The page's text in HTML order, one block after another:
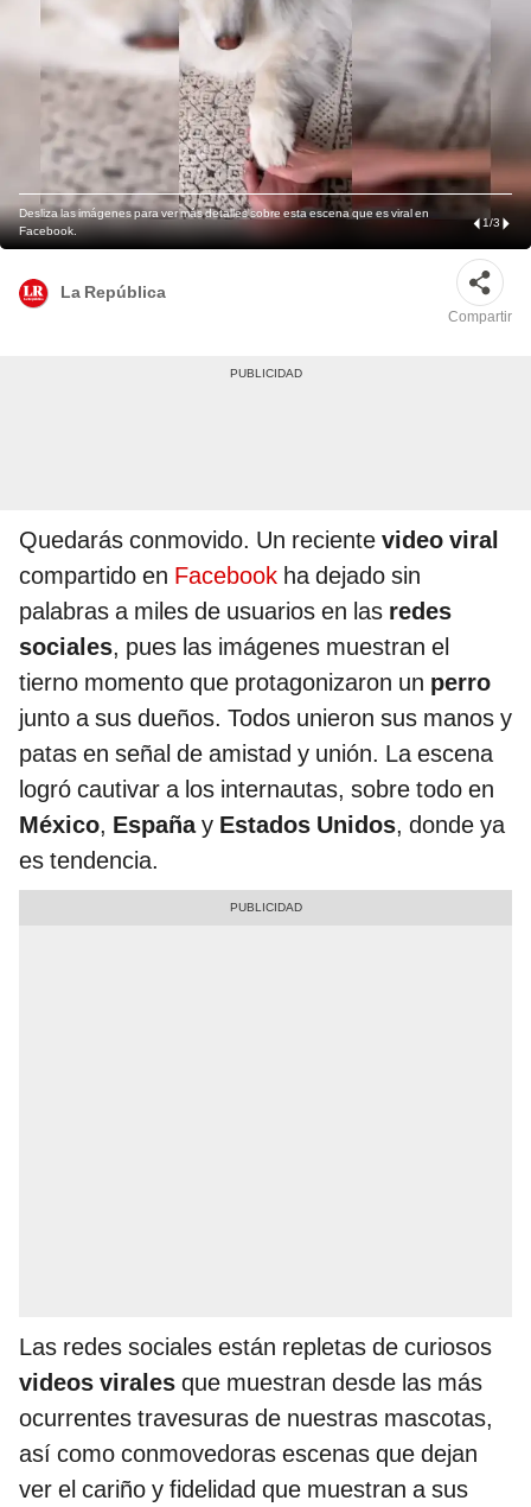
Desliza las imágenes para ver más detalles sobre esta escena que es viral en
Facebook.
1/3
La República
Compartir
Quedarás conmovido. Un reciente video viral
compartido en Facebook ha dejado sin
palabras a miles de usuarios en las redes
sociales, pues las imágenes muestran el
tierno momento que protagonizaron un perro
junto a sus dueños. Todos unieron sus manos y
patas en señal de amistad y unión. La escena
logró cautivar a los internautas, sobre todo en
México, Españay Estados Unidos, donde ya
es tendencia.
Las redes sociales están repletas de curiosos
videos virales que muestran desde las más
ocurrentes travesuras de nuestras mascotas,
así como conmovedoras escenas que dejan
ver el cariño y fidelidad que muestran a sus